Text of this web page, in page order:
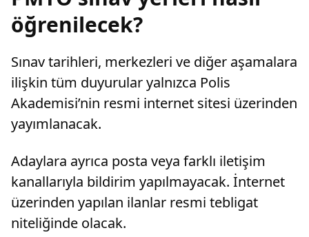
öğrenilecek?
Sınav tarihleri, merkezleri ve diğer aşamalara
ilişkin tüm duyurular yalnızca Polis
Akademisi’nin resmi internet sitesi üzerinden
yayımlanacak.
Adaylara ayrıca posta veya farklı iletişim
kanallarıyla bildirim yapılmayacak. İnternet
üzerinden yapılan ilanlar resmi tebligat
niteliğinde olacak.